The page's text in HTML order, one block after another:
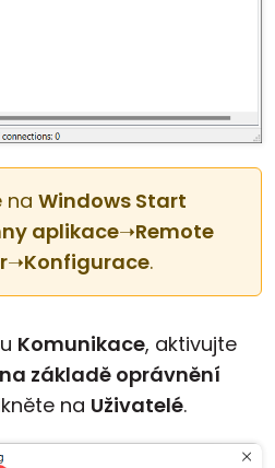
na Windows Start
aplikace➝Remote
➝Konfigurace.
Komunikace, aktivujte
základě oprávnění
na Uživatelé.